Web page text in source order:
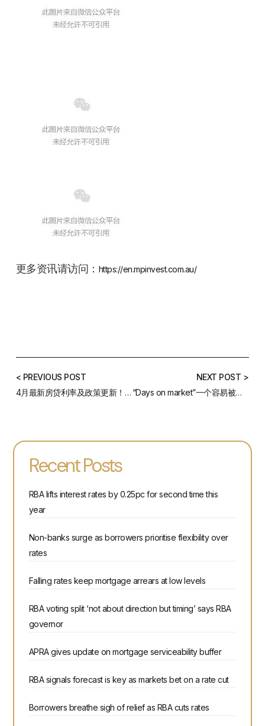
更多资讯请访问： https://en.mpinvest.com.au/
< PREVIOUS POST
4月最新房贷利率及政策更新！不看可能会损失很多钱……丨财神原创183
NEXT POST >
“Days on market”一个容易被忽视的小数据丨财神原创 154
Recent Posts
RBA lifts interest rates by 0.25pc for second time this
year
Non-banks surge as borrowers prioritise flexibility over
rates
Falling rates keep mortgage arrears at low levels
RBA voting split ‘not about direction but timing’ says RBA
governor
APRA gives update on mortgage serviceability buffer
RBA signals forecast is key as markets bet on a rate cut
Borrowers breathe sigh of relief as RBA cuts rates